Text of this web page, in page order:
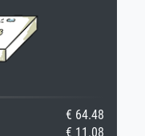
€ 64.48
€ 11.08